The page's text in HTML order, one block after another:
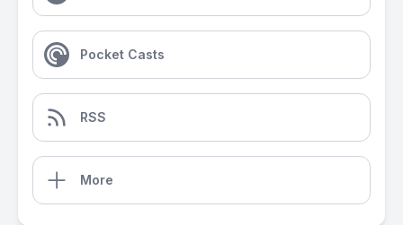
Pocket Casts
RSS
More